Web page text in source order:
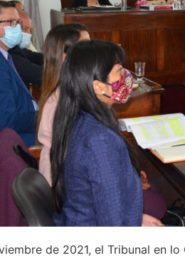
de 2021, el Tribunal en